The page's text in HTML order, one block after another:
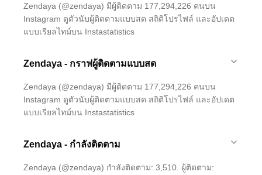
Zendaya (@zendaya) มีผู้ติดตาม 177,294,226 คนบน
Instagram ดูตัวนับผู้ติดตามแบบสด สถิติโปรไฟล์ และอัปเดต
แบบเรียลไทม์บน Instastatistics
Zendaya - กราฟผู้ติดตามแบบสด
Zendaya (@zendaya) มีผู้ติดตาม 177,294,226 คนบน
Instagram ดูตัวนับผู้ติดตามแบบสด สถิติโปรไฟล์ และอัปเดต
แบบเรียลไทม์บน Instastatistics
Zendaya - กำลังติดตาม
Zendaya (@zendaya) กำลังติดตาม: 3,510. ผู้ติดตาม: